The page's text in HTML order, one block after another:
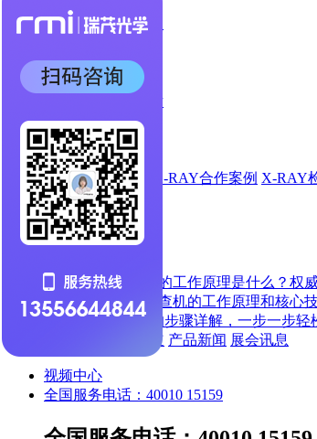
X-RAY合作案例
X-RAY检测图片
X-RAY出货动态 X-RAY合作案例 X-RAY
新闻中心
新闻中心
X-ray检查机的工作原理是什么？权
X-ray在线检查机的工作原理和核心
X射线检测的步骤详解，一步一步轻
行业报道 产品新闻 展会讯息
视频中心
全国服务电话：40010 15159